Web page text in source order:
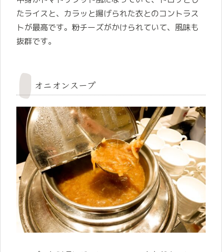
たライスと、カラッと揚げられた衣とのコントラス
トが最高です。粉チーズがかけられていて、風味も
抜群です。
オニオンスープ